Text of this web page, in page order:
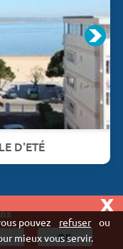
x
D'ETÉ
591 572
pouvez refuser
ou
mieux vous servir.